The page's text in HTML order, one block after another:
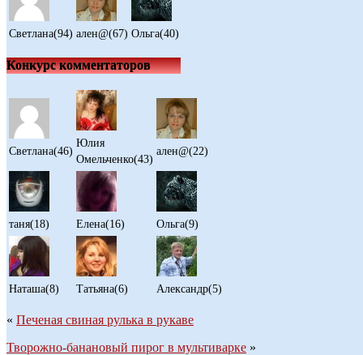
Светлана(94) ален@(67) Ольга(40)
Конкурс комментаторов
Светлана(46)
Юлия
Омельченко(43)
ален@(22)
таня(18) Елена(16) Ольга(9)
Наташа(8) Татьяна(6) Александр(5)
« Печеная свиная рулька в рукаве
Творожно-банановый пирог в мультиварке »